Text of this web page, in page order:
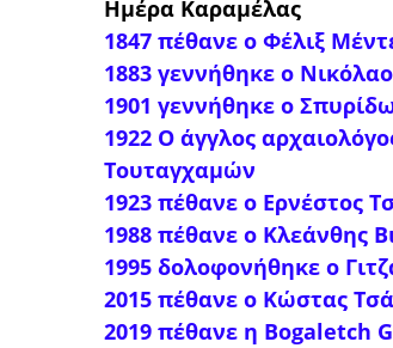
Ημέρα Καραμέλας
1847 πέθανε ο Φέλιξ
1883 γεννήθηκε ο
1901 γεννήθηκε ο
1922 Ο άγγλος
Τουταγχαμών
1923 πέθανε ο Ερνέστος
1988 πέθανε ο Κλεάνθης
1995 δολοφονήθηκε ο
2015 πέθανε ο Κώστας
2019 πέθανε η Bogaletch